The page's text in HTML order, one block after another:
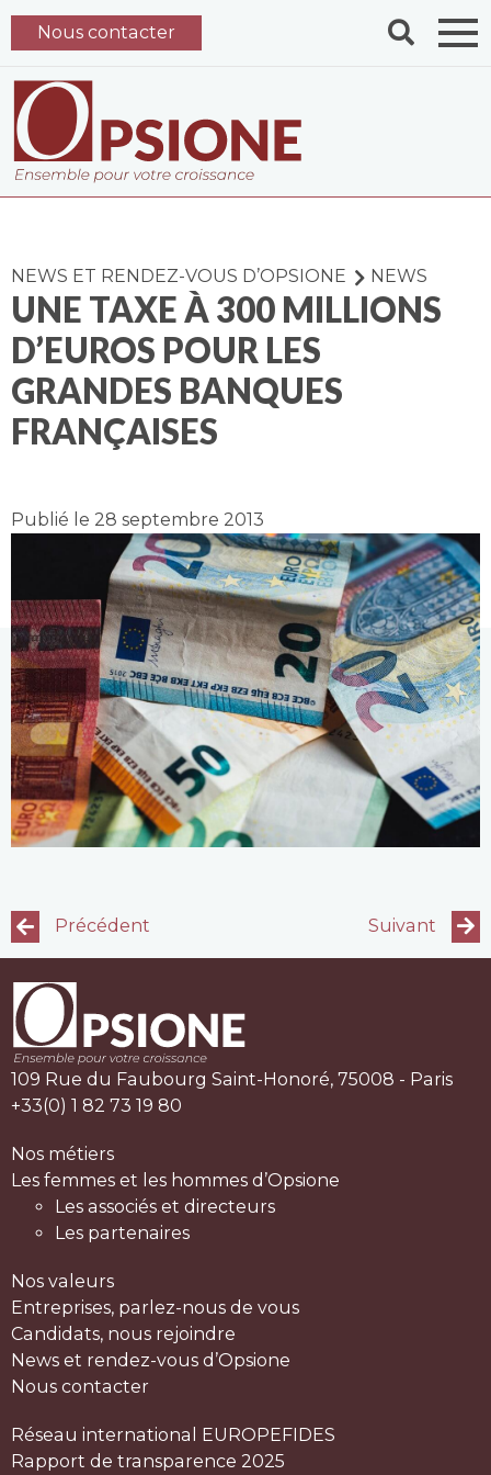
Nous contacter
NEWS ET RENDEZ-VOUS D’OPSIONE NEWS
UNE TAXE À 300 MILLIONS
D’EUROS POUR LES
GRANDES BANQUES
FRANÇAISES
Publié le 28 septembre 2013
Précédent Suivant
109 Rue du Faubourg Saint-Honoré, 75008 - Paris
+33(0) 1 82 73 19 80
Nos métiers
Les femmes et les hommes d’Opsione
Les associés et directeurs
Les partenaires
Nos valeurs
Entreprises, parlez-nous de vous
Candidats, nous rejoindre
News et rendez-vous d’Opsione
Nous contacter
Réseau international EUROPEFIDES
Rapport de transparence 2025